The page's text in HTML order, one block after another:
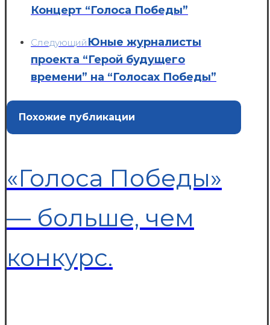
Концерт “Голоса Победы”
Следующий Юные журналисты
проекта “Герой будущего
времени” на “Голосах Победы”
Похожие публикации
«Голоса Победы»
— больше, чем
конкурс.